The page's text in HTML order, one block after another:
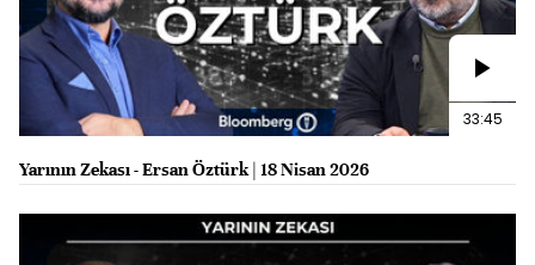
33:45
Yarının Zekası - Ersan Öztürk | 18 Nisan 2026